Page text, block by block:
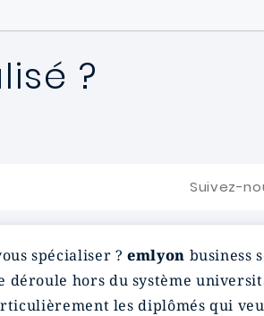
?
Suivez-
spécialiser ?emlyon business
hors du système
les diplômés qui